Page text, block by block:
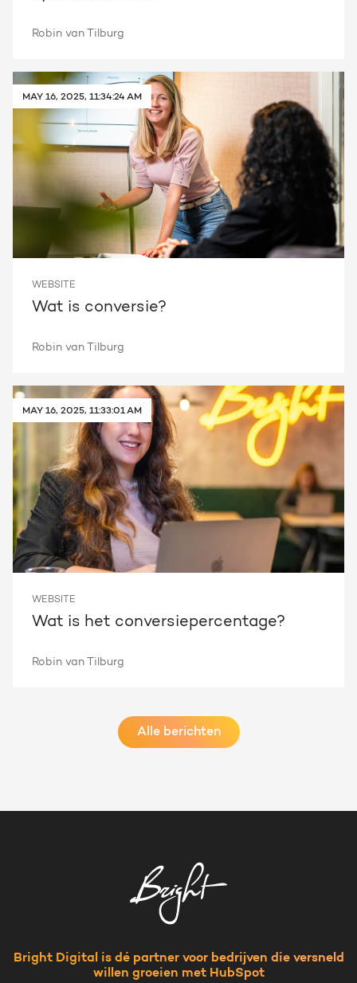
Robin van Tilburg
MAY 16, 2025, 11:34:24 AM
WEBSITE
Wat is conversie?
Robin van Tilburg
MAY 16, 2025, 11:33:01 AM
WEBSITE
Wat is het conversiepercentage?
Robin van Tilburg
Alle berichten
Bright Digital is dé partner voor bedrijven die versneld
willen groeien met HubSpot